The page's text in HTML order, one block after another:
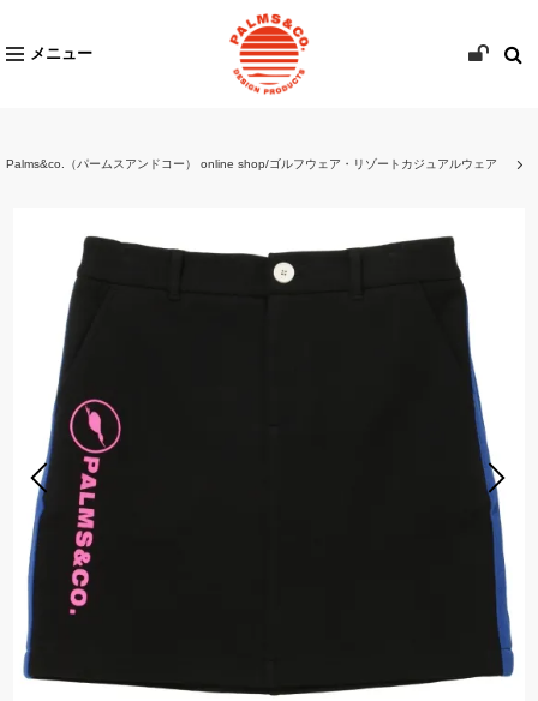
メニュー
Palms&co.（パームスアンドコー） online shop/ゴルフウェア・リゾートカジュアルウェア